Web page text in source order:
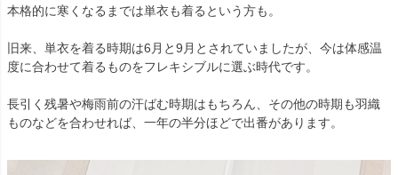
本格的に寒くなるまでは単衣も着るという方も。
旧来、単衣を着る時期は6月と9月とされていましたが、今は体感温
度に合わせて着るものをフレキシブルに選ぶ時代です。
長引く残暑や梅雨前の汗ばむ時期はもちろん、その他の時期も羽織
ものなどを合わせれば、一年の半分ほどで出番があります。